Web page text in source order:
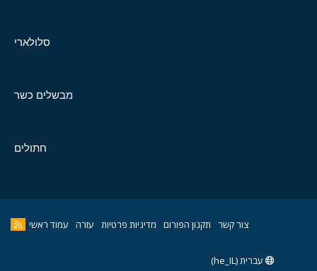
סלולארי
מבשלים כשר
חתולים
צור קשר תקנון הפורום מדיניות פרטיות עזרה עמוד ראשי
עברית (he_IL)